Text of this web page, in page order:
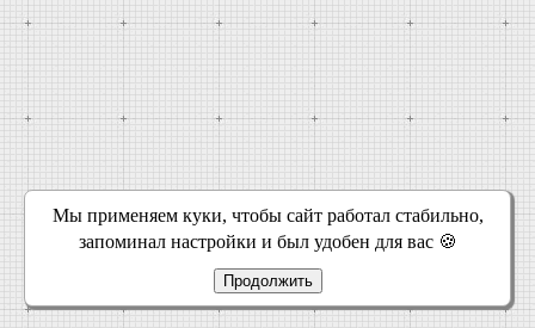
Мы применяем куки, чтобы сайт работал стабильно,
запоминал настройки и был удобен для вас 🍪
Продолжить